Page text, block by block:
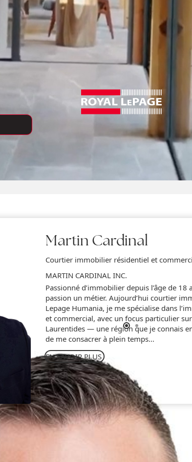
Jocelyn
Société par actions
Je suis résident de
de me joindre à
saurai vous
années
d'entreprise.Mes